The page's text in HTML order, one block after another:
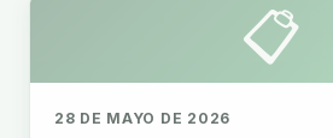
📋
28 DE MAYO DE 2026